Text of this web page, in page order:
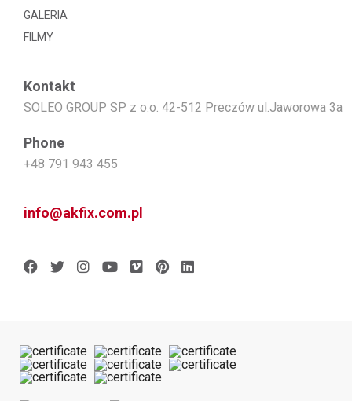
GALERIA
FILMY
Kontakt
SOLEO GROUP SP z o.o. 42-512 Preczów ul.Jaworowa 3a
Phone
+48 791 943 455
info@akfix.com.pl